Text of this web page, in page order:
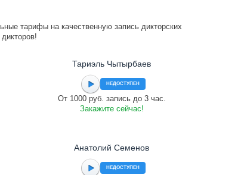
тарифы на качественную запись дикторских
Тариэль Чытырбаев
НЕДОСТУПЕН
От 1000 руб. запись до 3 час.
Закажите сейчас!
Анатолий Семенов
НЕДОСТУПЕН